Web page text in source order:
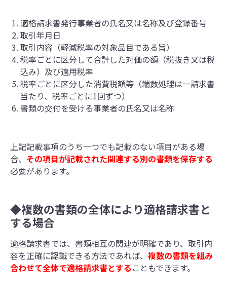
適格請求書発行事業者の氏名又は名称及び登録番号
取引年月日
取引内容（軽減税率の対象品目である旨）
税率ごとに区分して合計した対価の額（税抜き又は税
込み）及び適用税率
税率ごとに区分した消費税額等（端数処理は一請求書
当たり、税率ごとに1回ずつ）
書類の交付を受ける事業者の氏名又は名称
上記記載事項のうち一つでも記載のない項目がある場
合、 その項目が記載された関連する別の書類を保存する
必要があります。
◆複数の書類の全体により適格請求書と
する場合
適格請求書では、書類相互の関連が明確であり、取引内
容を正確に認識できる方法であれば、 複数の書類を組み
合わせて全体で適格請求書とする こともできます。